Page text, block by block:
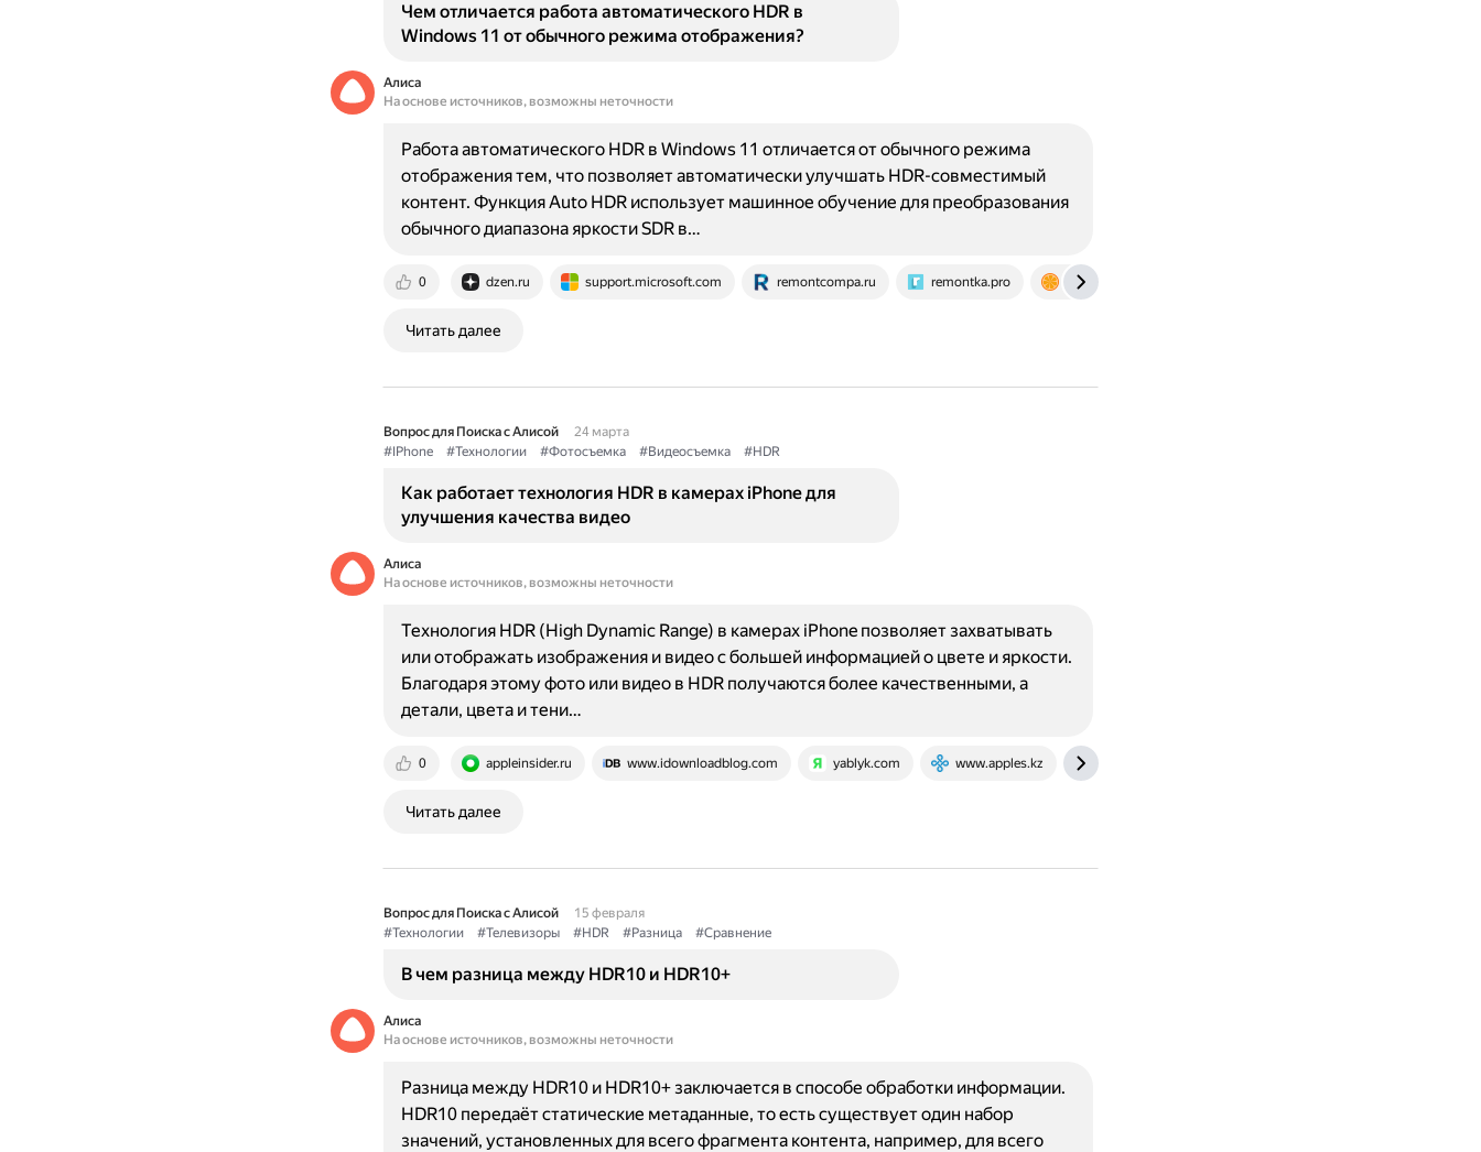
Чем отличается работа автоматического HDR в
Windows 11 от обычного режима отображения?
Алиса
На основе источников, возможны неточности
0 dzen.ru support.microsoft.com remontcompa.ru remontka.pro lumpics.ru
Работа автоматического HDR в Windows 11 отличается от обычного режима
отображения тем, что позволяет автоматически улучшать HDR-совместимый
контент. Функция Auto HDR использует машинное обучение для преобразования
обычного диапазона яркости SDR в…
Читать далее
Вопрос для Поиска с Алисой
24 марта
#IPhone
#Технологии #Фотосъемка #Видеосъемка #HDR
Как работает технология HDR в камерах iPhone для
улучшения качества видео
Алиса
На основе источников, возможны неточности
0 appleinsider.ru www.idownloadblog.com yablyk.com www.apples.kz
Технология HDR (High Dynamic Range) в камерах iPhone позволяет захватывать
или отображать изображения и видео с большей информацией о цвете и яркости.
Благодаря этому фото или видео в HDR получаются более качественными, а
детали, цвета и тени…
Читать далее
Вопрос для Поиска с Алисой
15 февраля
#Технологии
#Телевизоры #HDR #Разница #Сравнение
В чем разница между HDR10 и HDR10+
Алиса
На основе источников, возможны неточности
Разница между HDR10 и HDR10+ заключается в способе обработки информации.
HDR10 передаёт статические метаданные, то есть существует один набор
значений, установленных для всего фрагмента контента, например, для всего